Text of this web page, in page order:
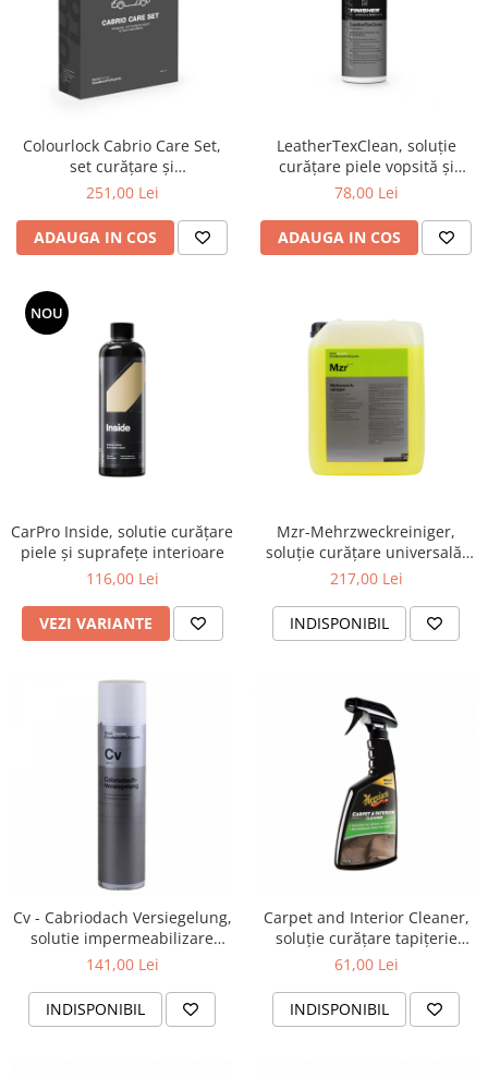
Colourlock Cabrio Care Set,
set curățare și
impermeabilizare textil cabrio
251,00 Lei
ADAUGA IN COS
LeatherTexClean, soluție
curățare piele vopsită și
suprafețe textile, 500 ml.
78,00 Lei
ADAUGA IN COS
NOU
CarPro Inside, solutie curățare
piele și suprafețe interioare
116,00 Lei
VEZI VARIANTE
Mzr-Mehrzweckreiniger,
soluție curățare universală,
concentrată, 5 kg
217,00 Lei
INDISPONIBIL
Cv - Cabriodach Versiegelung,
solutie impermeabilizare
textil cabrio, 400 ml
141,00 Lei
INDISPONIBIL
Carpet and Interior Cleaner,
soluție curățare tapițerie
auto, 473 ml
61,00 Lei
INDISPONIBIL